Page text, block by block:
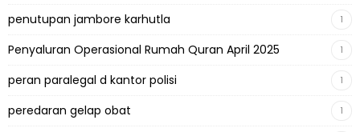
penutupan jambore karhutla 1
Penyaluran Operasional Rumah Quran April 2025 1
peran paralegal d kantor polisi 1
peredaran gelap obat 1